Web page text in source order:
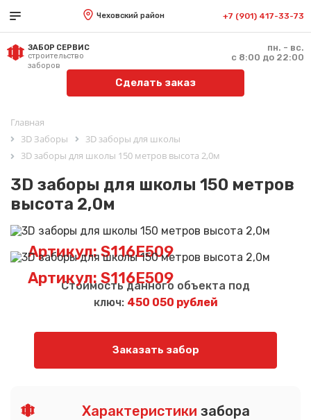
Чеховский район +7 (901) 417-33-73
ЗАБОР СЕРВИС
строительство
заборов
пн. - вс.
с 8:00 до 22:00
Сделать заказ
Главная
3D Заборы
3D заборы для школы
3D заборы для школы 150 метров высота 2,0м
3D заборы для школы 150 метров
высота 2,0м
Артикул: S116E509
Артикул: S116E509
Стоимость данного объекта под
ключ: 450 050 рублей
Заказать забор
Характеристики забора